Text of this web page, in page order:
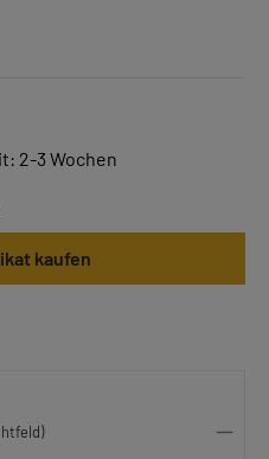
2-3 Wochen
kaufen